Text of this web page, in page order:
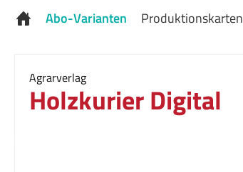
Abo-Varianten Produktionskarten
Agrarverlag
Holzkurier Digital